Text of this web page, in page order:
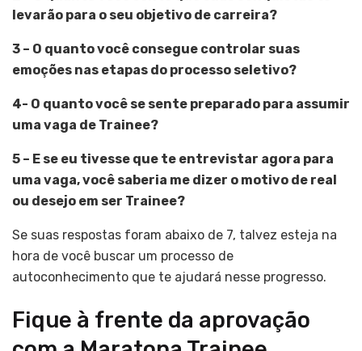
levarão para o seu objetivo de carreira?
3 – O quanto você consegue controlar suas
emoções nas etapas do processo seletivo?
4- O quanto você se sente preparado para assumir
uma vaga de Trainee?
5 – E se eu tivesse que te entrevistar agora para
uma vaga, você saberia me dizer o motivo de real
ou desejo em ser Trainee?
Se suas respostas foram abaixo de 7, talvez esteja na
hora de você buscar um processo de
autoconhecimento que te ajudará nesse progresso.
Fique à frente da aprovação